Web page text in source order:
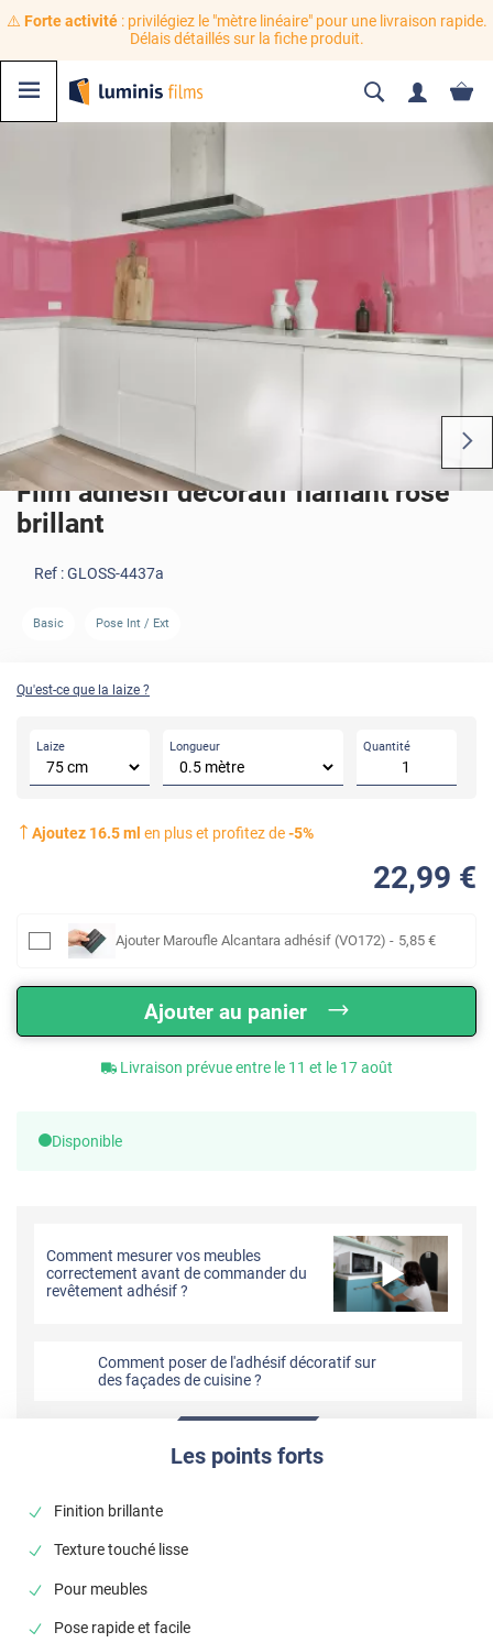
⚠️ Forte activité: privilégiez le "mètre linéaire" pour une livraison rapide.
Délais détaillés sur la fiche produit.
Film adhésif décoratif flamant rose
brillant
Ref :GLOSS-4437a
Basic Pose Int / Ext
Qu'est-ce que la laize ?
Laize Longueur Quantité
Ajoutez 16.5ml en plus et profitez de-5%
22,99 €
Ajouter Maroufle Alcantara adhésif (VO172) - 5,85 €
Ajouter au panier
Livraison prévue entre le 11 et le 17 août
Disponible
Comment mesurer vos meubles
correctement avant de commander du
revêtement adhésif ?
Comment poser de l'adhésif décoratif sur
des façades de cuisine ?
Les points forts
Finition brillante
Texture touché lisse
Pour meubles
Pose rapide et facile